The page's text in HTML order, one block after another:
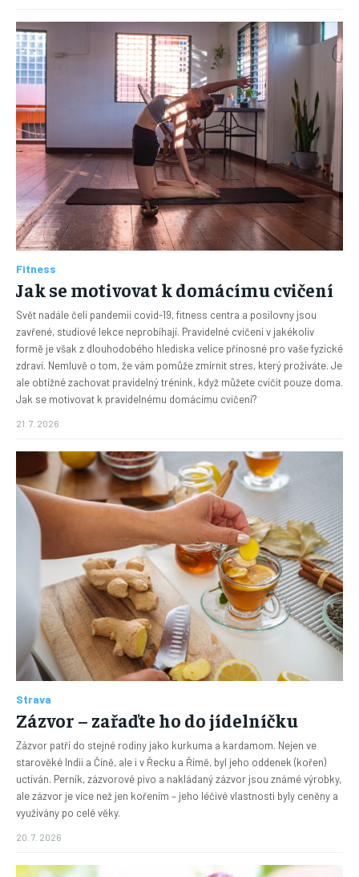
Fitness
Jak se motivovat k domácímu cvičení
Svět nadále čelí pandemii covid-19, fitness centra a posilovny jsou
zavřené, studiové lekce neprobíhají. Pravidelné cvičení v jakékoliv
formě je však z dlouhodobého hlediska velice přínosné pro vaše fyzické
zdraví. Nemluvě o tom, že vám pomůže zmírnit stres, který prožíváte. Je
ale obtížné zachovat pravidelný trénink, když můžete cvičit pouze doma.
Jak se motivovat k pravidelnému domácímu cvičení?
21. 7. 2026
Strava
Zázvor – zařaďte ho do jídelníčku
Zázvor patří do stejné rodiny jako kurkuma a kardamom. Nejen ve
starověké Indii a Číně, ale i v Řecku a Římě, byl jeho oddenek (kořen)
uctíván. Perník, zázvorové pivo a nakládaný zázvor jsou známé výrobky,
ale zázvor je více než jen kořením – jeho léčivé vlastnosti byly ceněny a
využívány po celé věky.
20. 7. 2026